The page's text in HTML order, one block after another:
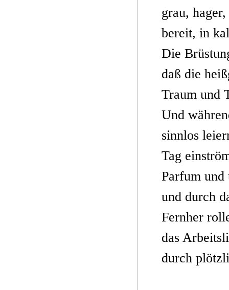
grau,
bereit, in
Die
daß die
Traum und
Und
sinnlos
Tag
Parfum und
und durch
Fernher
das
durch